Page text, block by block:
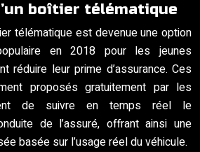
boîtier télématique
télématique est devenue une option
en 2018 pour les jeunes
réduire leur prime d’assurance. Ces
proposés gratuitement par les
de suivre en temps réel le
de l’assuré, offrant ainsi une
basée sur l’usage réel du véhicule.